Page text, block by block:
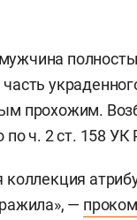
прохожим.
по ч. 2 ст. 158
—